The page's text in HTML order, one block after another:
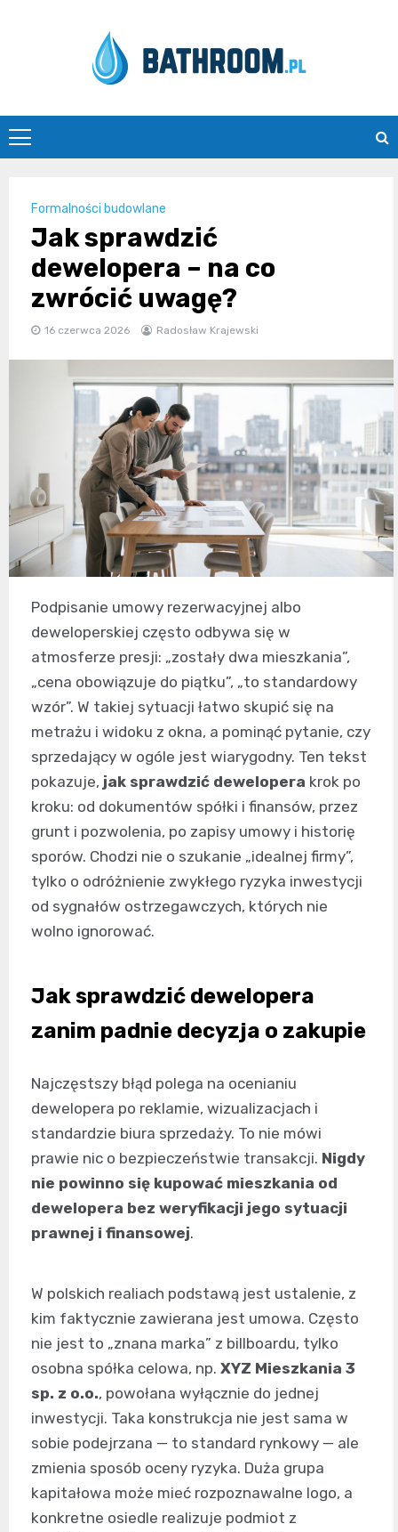
Bathroom.pl
Formalności budowlane
Jak sprawdzić
dewelopera – na co
zwrócić uwagę?
16 czerwca 2026 Radosław Krajewski
Podpisanie umowy rezerwacyjnej albo
deweloperskiej często odbywa się w
atmosferze presji: „zostały dwa mieszkania”,
„cena obowiązuje do piątku”, „to standardowy
wzór”. W takiej sytuacji łatwo skupić się na
metrażu i widoku z okna, a pominąć pytanie, czy
sprzedający w ogóle jest wiarygodny. Ten tekst
pokazuje, jak sprawdzić dewelopera krok po
kroku: od dokumentów spółki i finansów, przez
grunt i pozwolenia, po zapisy umowy i historię
sporów. Chodzi nie o szukanie „idealnej firmy”,
tylko o odróżnienie zwykłego ryzyka inwestycji
od sygnałów ostrzegawczych, których nie
wolno ignorować.
Jak sprawdzić dewelopera
zanim padnie decyzja o zakupie
Najczęstszy błąd polega na ocenianiu
dewelopera po reklamie, wizualizacjach i
standardzie biura sprzedaży. To nie mówi
prawie nic o bezpieczeństwie transakcji. Nigdy
nie powinno się kupować mieszkania od
dewelopera bez weryfikacji jego sytuacji
prawnej i finansowej.
W polskich realiach podstawą jest ustalenie, z
kim faktycznie zawierana jest umowa. Często
nie jest to „znana marka” z billboardu, tylko
osobna spółka celowa, np. XYZ Mieszkania 3
sp. z o.o., powołana wyłącznie do jednej
inwestycji. Taka konstrukcja nie jest sama w
sobie podejrzana — to standard rynkowy — ale
zmienia sposób oceny ryzyka. Duża grupa
kapitałowa może mieć rozpoznawalne logo, a
konkretne osiedle realizuje podmiot z